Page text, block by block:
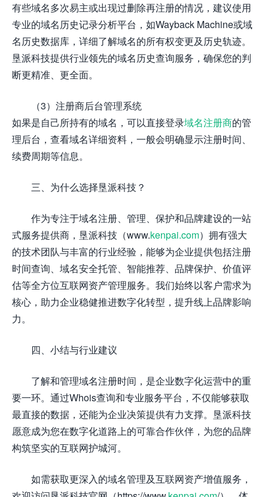
有些域名多次易主或出现过删除再注册的情况，建议使用
专业的域名历史记录分析平台，如Wayback Machine或域
名历史数据库，详细了解域名的所有权变更及历史轨迹。
垦派科技提供行业领先的域名历史查询服务，确保您的判
断更精准、更全面。
（3）注册商后台管理系统
如果是自己所持有的域名，可以直接登录域名注册商的管
理后台，查看域名详细资料，一般会明确显示注册时间、
续费周期等信息。
三、为什么选择垦派科技？
作为专注于域名注册、管理、保护和品牌建设的一站
式服务提供商，垦派科技（www.kenpai.com）拥有强大
的技术团队与丰富的行业经验，能够为企业提供包括注册
时间查询、域名安全托管、智能推荐、品牌保护、价值评
估等全方位互联网资产管理服务。我们始终以客户需求为
核心，助力企业稳健推进数字化转型，提升线上品牌影响
力。
四、小结与行业建议
了解和管理域名注册时间，是企业数字化运营中的重
要一环。通过Whois查询和专业服务平台，不仅能够获取
最直接的数据，还能为企业决策提供有力支撑。垦派科技
愿意成为您在数字化道路上的可靠合作伙伴，为您的品牌
构筑坚实的互联网护城河。
如需获取更深入的域名管理及互联网资产增值服务，